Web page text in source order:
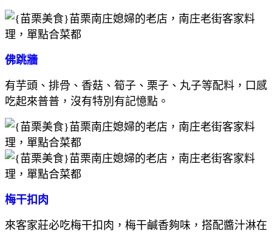
佛跳牆
有芋頭、排骨、香菇、筍子、栗子、丸子等配料，口感
吃起來普普，沒有特別有記憶點。
梅干扣肉
來客家莊必吃梅干扣肉，梅干鹹香夠味，搭配醬汁淋在